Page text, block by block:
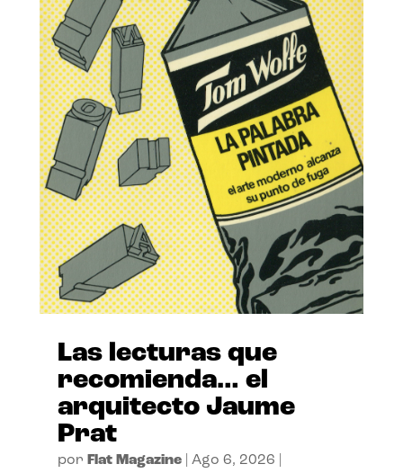
Las lecturas que
recomienda… el
arquitecto Jaume
Prat
por Flat Magazine| Ago 6, 2026